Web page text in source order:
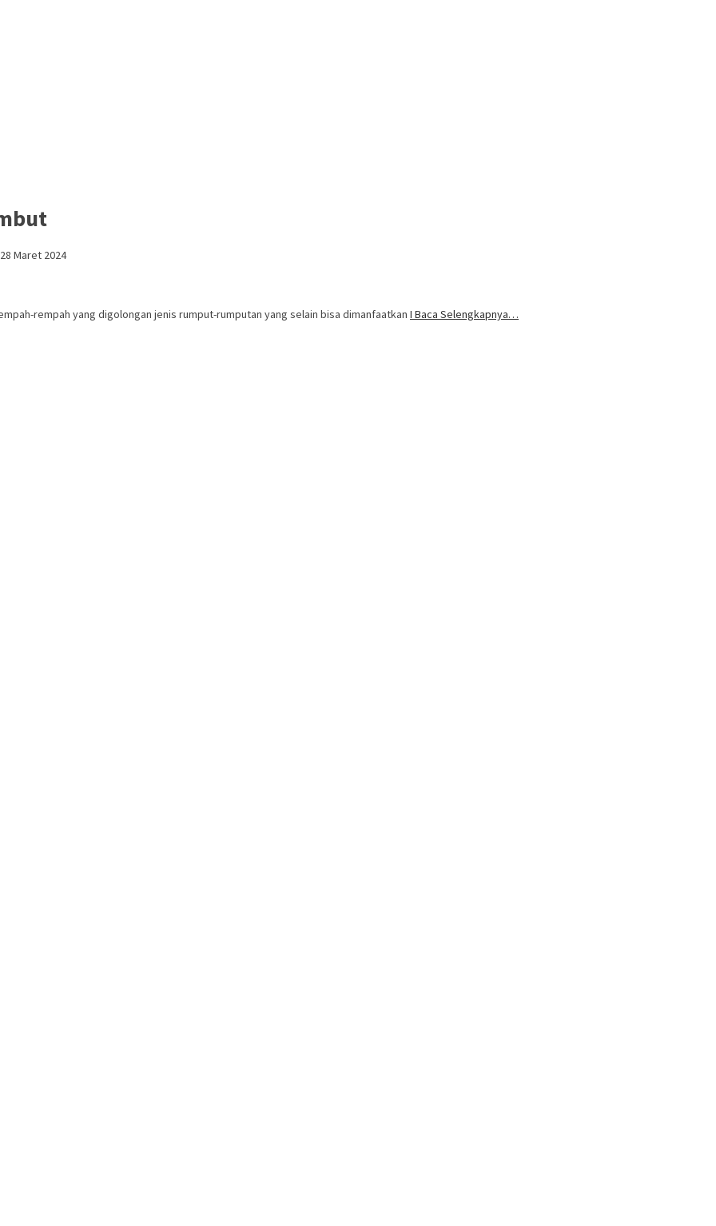
28 Maret 2024
rempah yang digolongan jenis rumput-rumputan yang selain bisa dimanfaatkan I Baca Selengkapnya…